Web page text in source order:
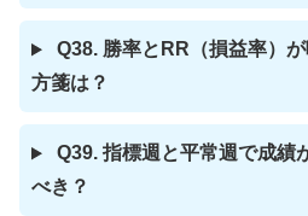
Q38. 勝率とRR（損益率）
方箋は？
Q39. 指標週と平常週で成績
べき？